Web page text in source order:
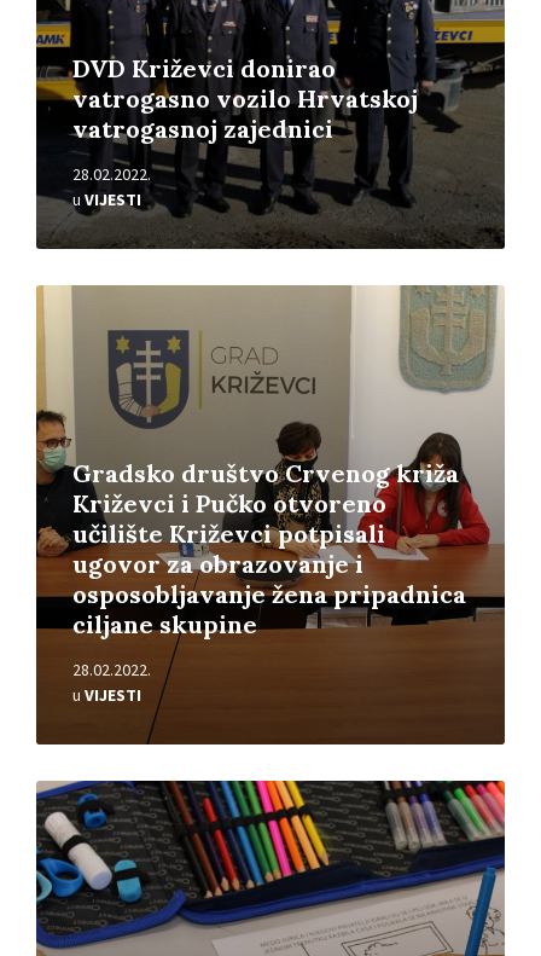
DVD Križevci donirao
vatrogasno vozilo Hrvatskoj
vatrogasnoj zajednici
28.02.2022.
u VIJESTI
Gradsko društvo Crvenog križa
Križevci i Pučko otvoreno
učilište Križevci potpisali
ugovor za obrazovanje i
osposobljavanje žena pripadnica
ciljane skupine
28.02.2022.
u VIJESTI
Pročitajte
Pročitajte
više